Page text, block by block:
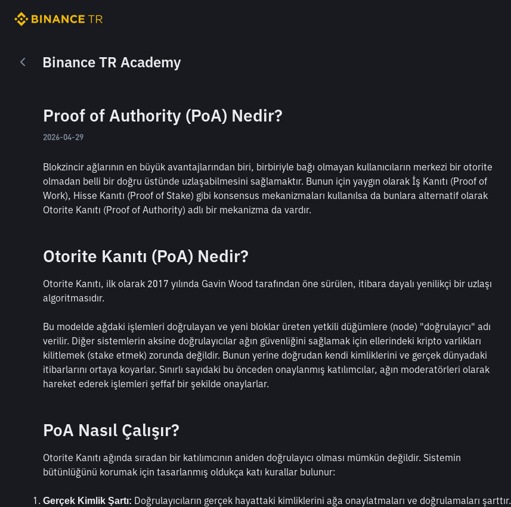
Binance TR Academy
Proof of Authority (PoA) Nedir?
2026-04-29
Blokzincir ağlarının en büyük avantajlarından biri, birbiriyle bağı olmayan kullanıcıların merkezi bir otorite
olmadan belli bir doğru üstünde uzlaşabilmesini sağlamaktır. Bunun için yaygın olarak İş Kanıtı (Proof of
Work), Hisse Kanıtı (Proof of Stake) gibi konsensus mekanizmaları kullanılsa da bunlara alternatif olarak
Otorite Kanıtı (Proof of Authority) adlı bir mekanizma da vardır.
Otorite Kanıtı (PoA) Nedir?
Otorite Kanıtı, ilk olarak 2017 yılında Gavin Wood tarafından öne sürülen, itibara dayalı yenilikçi bir uzlaşı
algoritmasıdır.
Bu modelde ağdaki işlemleri doğrulayan ve yeni bloklar üreten yetkili düğümlere (node) "doğrulayıcı" adı
verilir. Diğer sistemlerin aksine doğrulayıcılar ağın güvenliğini sağlamak için ellerindeki kripto varlıkları
kilitlemek (stake etmek) zorunda değildir. Bunun yerine doğrudan kendi kimliklerini ve gerçek dünyadaki
itibarlarını ortaya koyarlar. Sınırlı sayıdaki bu önceden onaylanmış katılımcılar, ağın moderatörleri olarak
hareket ederek işlemleri şeffaf bir şekilde onaylarlar.
PoA Nasıl Çalışır?
Otorite Kanıtı ağında sıradan bir katılımcının aniden doğrulayıcı olması mümkün değildir. Sistemin
bütünlüğünü korumak için tasarlanmış oldukça katı kurallar bulunur:
Gerçek Kimlik Şartı: Doğrulayıcıların gerçek hayattaki kimliklerini ağa onaylatmaları ve doğrulamaları şarttır.